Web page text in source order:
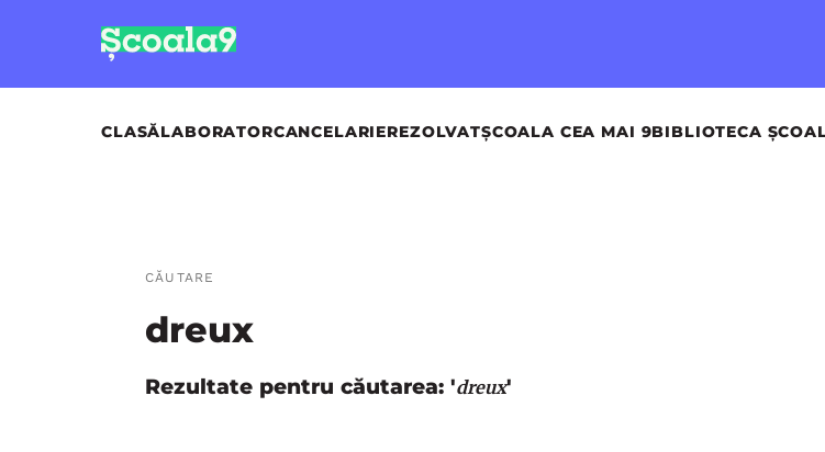
CLASĂLABORATORCANCELARIEREZOLVATȘCOALA CEA MAI 9BIBLIOTECA
CĂUTARE
dreux
Rezultate pentru căutarea: 'dreux'